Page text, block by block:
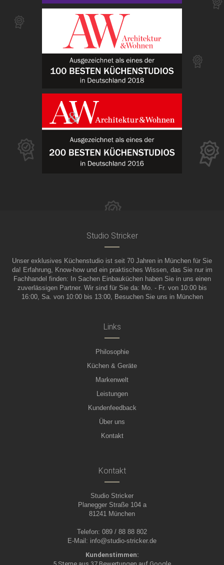
Studio Stricker
Unser exklusives Küchenstudio ist seit 70 Jahren in München für Sie
da! Erfahrung, Know-how und ein praktisches Wissen, das Sie nur im
Fachhandel finden: In Sachen Einbauküchen haben Sie in uns einen
zuverlässigen Partner. Wir sind für Sie da: Mo. - Fr. von 10:00 bis
16:00, Sa. von 10:00 bis 13:00, Besuchen Sie uns in München
Links
Philosophie
Küchen & Geräte
Markenwelt
Leistungen
Kundenfeedback
Über uns
Kontakt
Kontakt
Studio Stricker
Planegger Straße 104 a
81241 München
Telefon: 089 / 88 88 802
E-Mail: info@studio-stricker.de
Kundenstimmen: